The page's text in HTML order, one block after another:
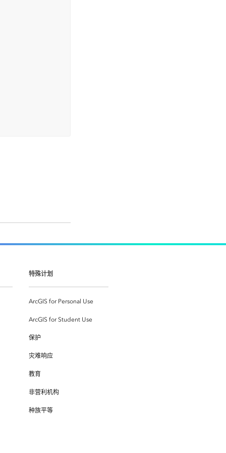
特殊计划
ArcGIS for Personal Use
ArcGIS for Student Use
保护
灾难响应
教育
非营利机构
种族平等